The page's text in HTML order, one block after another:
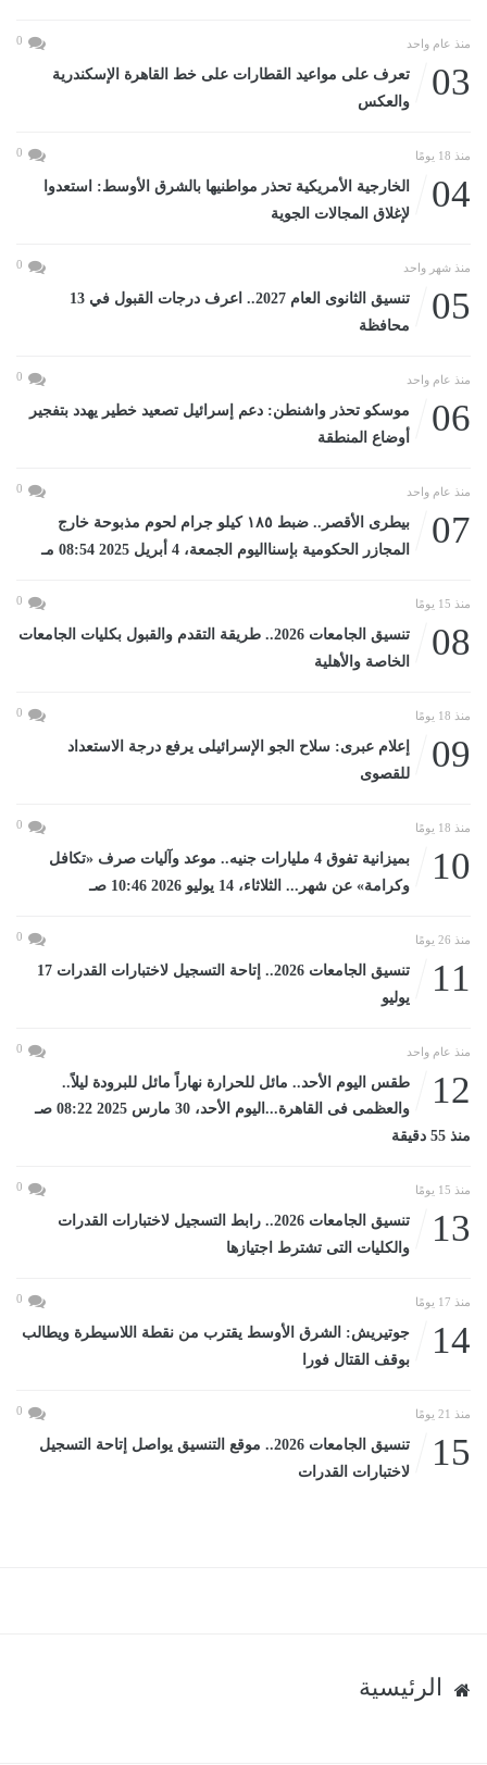
منذ عام واحد 0
03
تعرف على مواعيد القطارات على خط القاهرة الإسكندرية
والعكس
منذ 18 يومًا 0
04
الخارجية الأمريكية تحذر مواطنيها بالشرق الأوسط: استعدوا
لإغلاق المجالات الجوية
منذ شهر واحد 0
05
تنسيق الثانوى العام 2027.. اعرف درجات القبول في 13
محافظة
منذ عام واحد 0
06
موسكو تحذر واشنطن: دعم إسرائيل تصعيد خطير يهدد بتفجير
أوضاع المنطقة
منذ عام واحد 0
07
بيطرى الأقصر.. ضبط ١٨٥ كيلو جرام لحوم مذبوحة خارج
المجازر الحكومية بإسنااليوم الجمعة، 4 أبريل 2025 08:54 مـ
منذ 15 يومًا 0
08
تنسيق الجامعات 2026.. طريقة التقدم والقبول بكليات الجامعات
الخاصة والأهلية
منذ 18 يومًا 0
09
إعلام عبرى: سلاح الجو الإسرائيلى يرفع درجة الاستعداد
للقصوى
منذ 18 يومًا 0
10
بميزانية تفوق 4 مليارات جنيه.. موعد وآليات صرف «تكافل
وكرامة» عن شهر... الثلاثاء، 14 يوليو 2026 10:46 صـ
منذ 26 يومًا 0
11
تنسيق الجامعات 2026.. إتاحة التسجيل لاختبارات القدرات 17
يوليو
منذ عام واحد 0
12
طقس اليوم الأحد.. مائل للحرارة نهاراً مائل للبرودة ليلاً..
والعظمى فى القاهرة...اليوم الأحد، 30 مارس 2025 08:22 صـ
منذ 55 دقيقة
منذ 15 يومًا 0
13
تنسيق الجامعات 2026.. رابط التسجيل لاختبارات القدرات
والكليات التى تشترط اجتيازها
منذ 17 يومًا 0
14
جوتيريش: الشرق الأوسط يقترب من نقطة اللاسيطرة ويطالب
بوقف القتال فورا
منذ 21 يومًا 0
15
تنسيق الجامعات 2026.. موقع التنسيق يواصل إتاحة التسجيل
لاختبارات القدرات
الرئيسية